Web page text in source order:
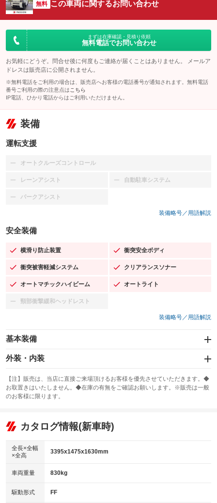
無料 この車両に関するお問い合わせ
まずは在庫確認・見積り依頼
無料電話でお問い合わせ
お気軽にどうぞ。問合せ後に何度もご連絡が届くことはありません。 メールア
ドレスは販売店に公開されません。
※無料電話をご利用の場合は、販売店へお客様の電話番号が通知されます。無料電話
番号ご利用の際の注意点は こちら
IP電話、ひかり電話からはご利用いただけません。
装備
運転支援
オートクルーズコントロール
：装備なし
レーンアシスト
：装備なし 自動駐車システム
：装備なし
パークアシスト
：装備なし
装備略号／用語解説
安全装備
横滑り防止装置
：装備あり 衝突安全ボディ
：装備あり
衝突被害軽減システム
：装備あり クリアランスソナー
：装備あり
オートマチックハイビーム
：装備あり オートライト
：装備あり
頸部衝撃緩和ヘッドレスト
：装備なし
装備略号／用語解説
基本装備
エアバッグ：運転席/助手席/サイド
：装備あり
：装備なし
サンルーフ
：装備あり ABS
リフトアップ
：装備なし
：装備なし
パワーウィンドウ
アイドリングストップ
：装備あり
USB入力端子
：装備なし
外装・内装
カーナビ：メモリーナビ他
：装備あり
TV：ワンセグ
：装備あり
ビジュアル
：装備なし
：装備なし
革シート
キーレス
HID(キセノンライト)
：装備なし
【注】販売は、当店に直接ご来場頂けるお客様を優先させていただきます。◆
お取置きはいたしません。◆在庫の有無をご確認お願いします。※販売は一般
のお客様に限ります。
カタログ情報(新車時)
全長×全幅
×全高
3395x1475x1630mm
車両重量 830kg
駆動形式 FF